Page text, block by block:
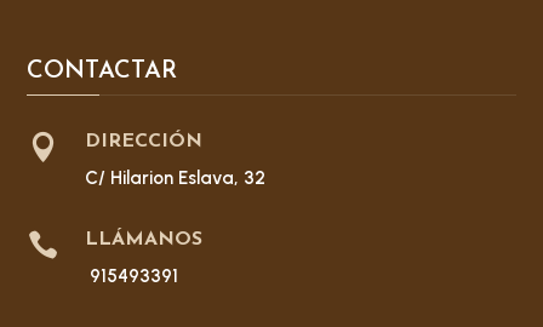
CONTACTAR
 DIRECCIÓN
C/ Hilarion Eslava, 32
 LLÁMANOS
915493391